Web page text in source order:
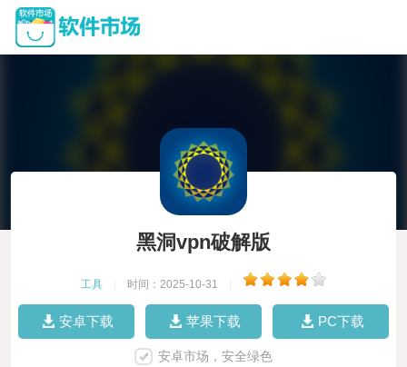
黑洞vpn破解版
工具 时间：2025-10-31
安卓下载 苹果下载 PC下载
安卓市场，安全绿色